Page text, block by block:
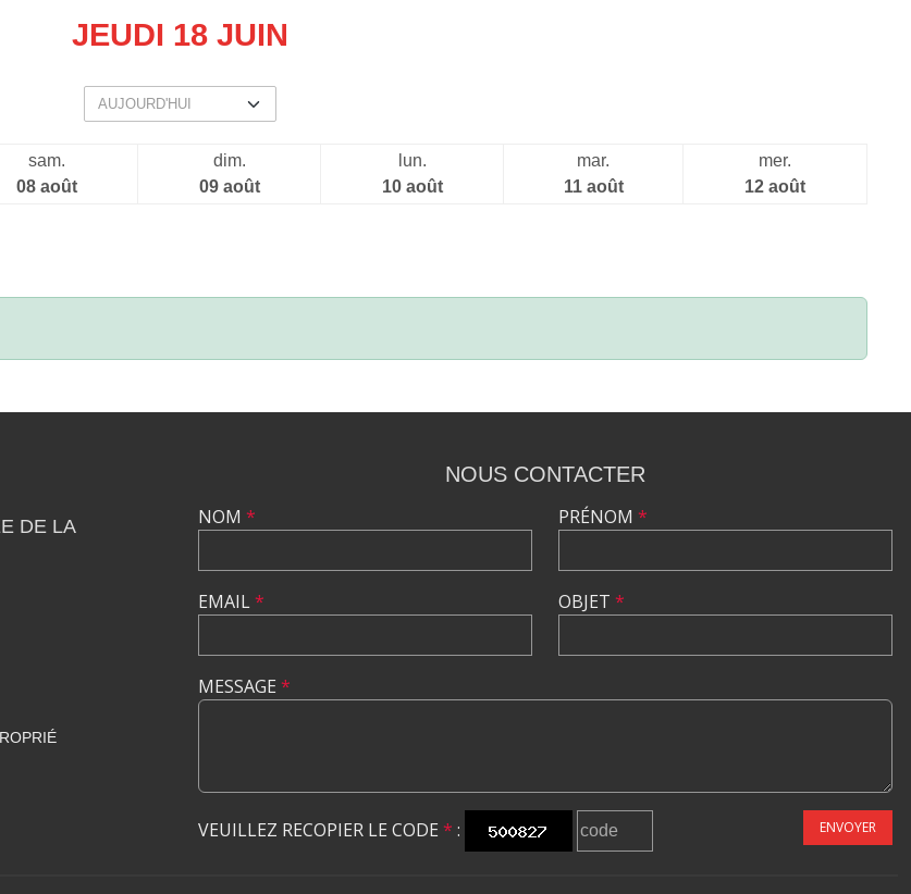
JEUDI 18 JUIN
sam.
08 août
dim.
09 août
lun.
10 août
mar.
11 août
mer.
12 août
DE LA
NOUS CONTACTER
NOM *
EMAIL*
PRÉNOM *
OBJET *
MESSAGE *
VEUILLEZ RECOPIER LE CODE * : ENVOYER